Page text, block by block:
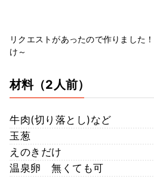
リクエストがあったので作りました
け～
材料（2人前）
牛肉(切り落とし)など
玉葱
えのきだけ
温泉卵 無くても可